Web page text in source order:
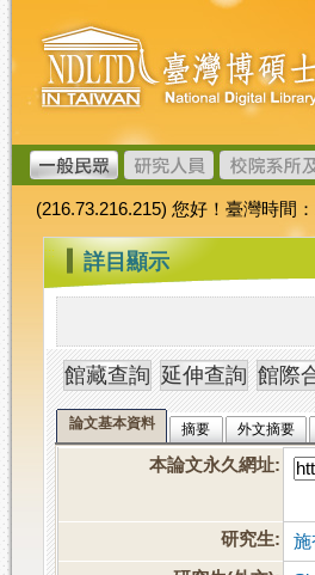
跳
到
主
要
內
容
臺
灣
博
碩
士
論
文
加
值
系
統
(216.73.216.215) 您好！臺灣時間
::: 詳目顯示
論文基本資料 摘要 外文摘要
本論文永久網址:
研究生:
施